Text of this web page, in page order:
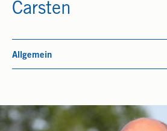
Carsten
Allgemein